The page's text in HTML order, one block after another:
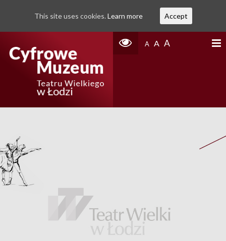
A A A
This site uses cookies. Learn more Accept